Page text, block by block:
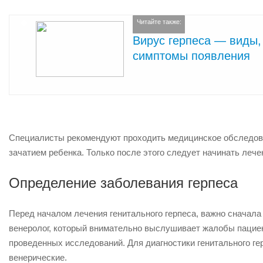
Читайте также:
Вирус герпеса —
симптомы появления
Специалисты рекомендуют проходить медицинское
зачатием ребенка. Только после этого следует начинать
Определение заболевания герпеса
Перед началом лечения генитального герпеса, важно
венеролог, который внимательно выслушивает жалобы
проведенных исследований. Для диагностики генитального
венерические.